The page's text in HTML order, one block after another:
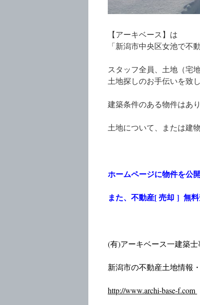
【アーキベース】は
「新潟市中央区女池で不
スタッフ全員、土地（宅
土地探しのお手伝いを致し
建築条件のある物件はあり
土地について、または建
ホームページに物件を公
また、不動産[ 売却 ] 無
(有)アーキベース一建築
新潟市の不動産土地情報
http://www.archi-base-f.com